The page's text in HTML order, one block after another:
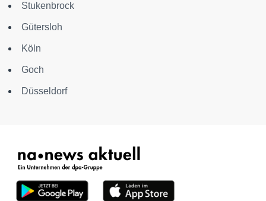
Stukenbrock
Gütersloh
Köln
Goch
Düsseldorf